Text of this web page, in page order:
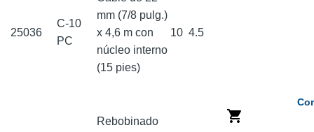
25036
C-10
PC
mm (7/8 pulg.)
x 4,6 m con
núcleo interno
(15 pies)
10 4.5
Rebobinado